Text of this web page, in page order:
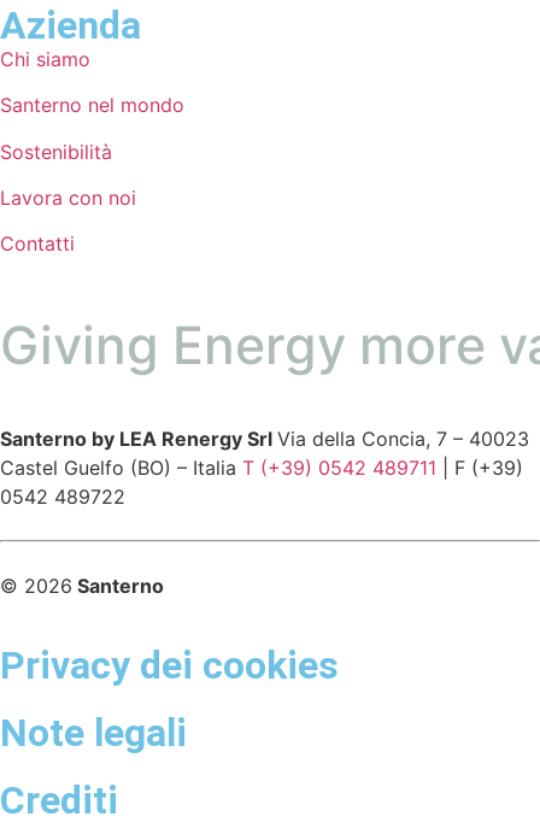
Azienda
Chi siamo
Santerno nel mondo
Sostenibilità
Lavora con noi
Contatti
Giving Energy more
Santerno by LEA Renergy Srl Via della Concia, 7 – 40023
Castel Guelfo (BO) – Italia T (+39) 0542 489711 | F (+39)
0542 489722
© 2026 Santerno
Privacy dei cookies
Note legali
Crediti